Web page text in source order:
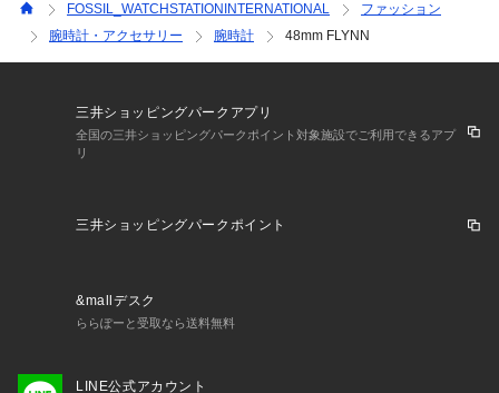
がら、ハイクオリティなウォッチ、バッグ、レザーグッズを生
み出しています。ポータビリティを備えた流線型デザインが特
徴のバッグ、フレッシュな色調と素材感を用いたウォッチ、タ
リスクヘッジ
※ご覧のモニター環境、照明等により実際の商品と色味が異な
FOSSIL_WATCHSTATIONINTERNATIONAL
ファッション
腕時計・アクセサリー
腕時計 48mm FLYNN
三井ショッピングパークアプリ
全国の三井ショッピングパークポイント対象施設でご利用できるアプ
リ
三井ショッピングパークポイント
&mallデスク
ららぽーと受取なら送料無料
LINE公式アカウント